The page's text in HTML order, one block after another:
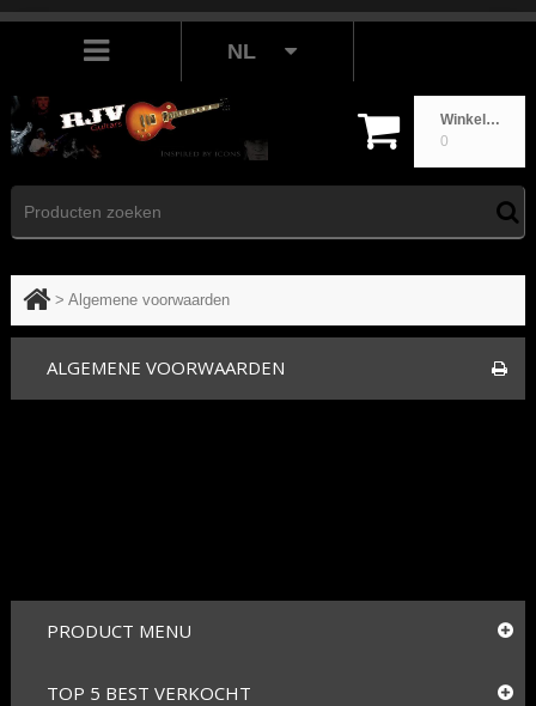
Winkelwagen
0
NL
> Algemene voorwaarden
ALGEMENE VOORWAARDEN
PRODUCT MENU
TOP 5 BEST VERKOCHT